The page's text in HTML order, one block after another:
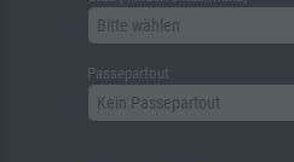
Bitte wählen
Passepartout
Kein Passepartout